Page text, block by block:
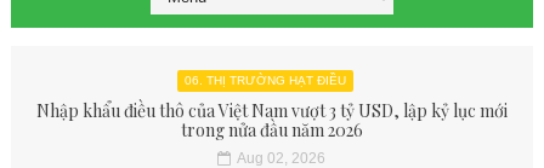
06. THỊ TRƯỜNG HẠT ĐIỀU
Nhập khẩu điều thô của Việt Nam vượt 3 tỷ USD, lập kỷ lục mới
trong nửa đầu năm 2026
Aug 02, 2026